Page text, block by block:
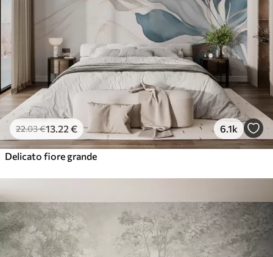
22.03€13 .22 € 6.1k
Delicato fiore grande